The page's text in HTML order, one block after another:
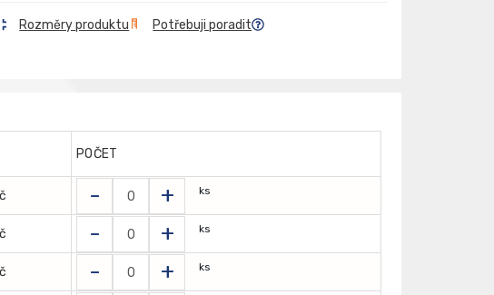
Rozměry produktu Potřebuji poradit
POČET
- + ks
- + ks
- + ks